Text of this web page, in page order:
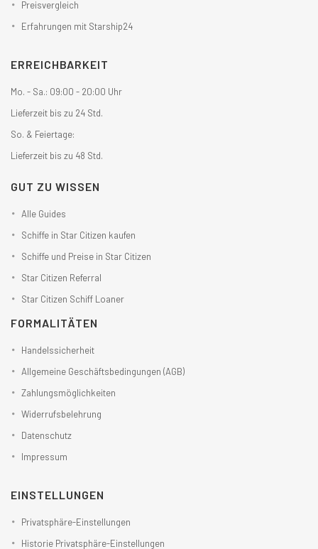
Preisvergleich
Erfahrungen mit Starship24
ERREICHBARKEIT
Mo. - Sa.: 09:00 - 20:00 Uhr
Lieferzeit bis zu 24 Std.
So. & Feiertage:
Lieferzeit bis zu 48 Std.
GUT ZU WISSEN
Alle Guides
Schiffe in Star Citizen kaufen
Schiffe und Preise in Star Citizen
Star Citizen Referral
Star Citizen Schiff Loaner
FORMALITÄTEN
Handelssicherheit
Allgemeine Geschäftsbedingungen (AGB)
Zahlungsmöglichkeiten
Widerrufsbelehrung
Datenschutz
Impressum
EINSTELLUNGEN
Privatsphäre-Einstellungen
Historie Privatsphäre-Einstellungen